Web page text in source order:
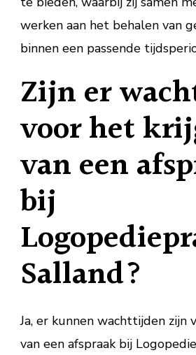
werken aan het behalen van
binnen een passende
Zijn er
voor het
van een
bij
Salland?
Ja, er kunnen wachttijden zijn
van een afspraak bij